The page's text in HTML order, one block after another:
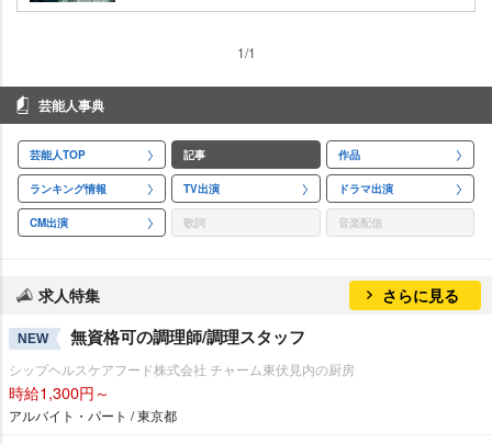
1/1
芸能人事典
芸能人TOP 記事 作品
ランキング情報 TV出演 ドラマ出演
CM出演 歌詞 音楽配信
求人特集 さらに見る
NEW 無資格可の調理師/調理スタッフ
シップヘルスケアフード株式会社 チャーム東伏見内の厨房
時給1,300円～
アルバイト・パート / 東京都